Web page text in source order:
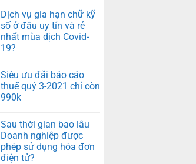
Dịch vụ gia hạn chữ kỹ
số ở đâu uy tín và rẻ
nhất mùa dịch Covid-
19?
Siêu ưu đãi báo cáo
thuế quý 3-2021 chỉ còn
990k
Sau thời gian bao lâu
Doanh nghiệp được
phép sử dụng hóa đơn
điện tử?